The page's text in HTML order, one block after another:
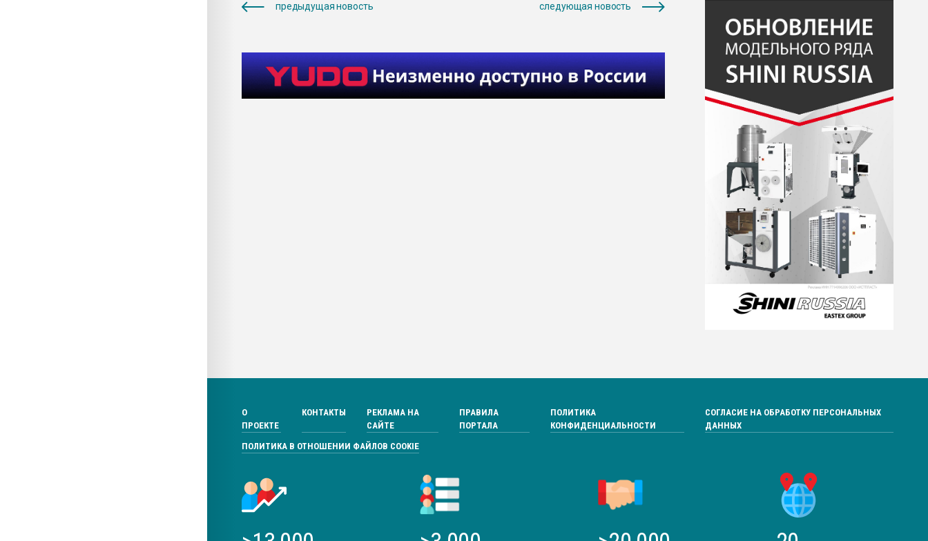
предыдущая новость следующая новость
О
ПРОЕКТЕ
КОНТАКТЫ
РЕКЛАМА НА
САЙТЕ
ПРАВИЛА
ПОРТАЛА
ПОЛИТИКА
КОНФИДЕНЦИАЛЬНОСТИ
СОГЛАСИЕ НА ОБРАБОТКУ ПЕРСОНАЛЬНЫХ
ДАННЫХ
ПОЛИТИКА В ОТНОШЕНИИ ФАЙЛОВ COOKIE